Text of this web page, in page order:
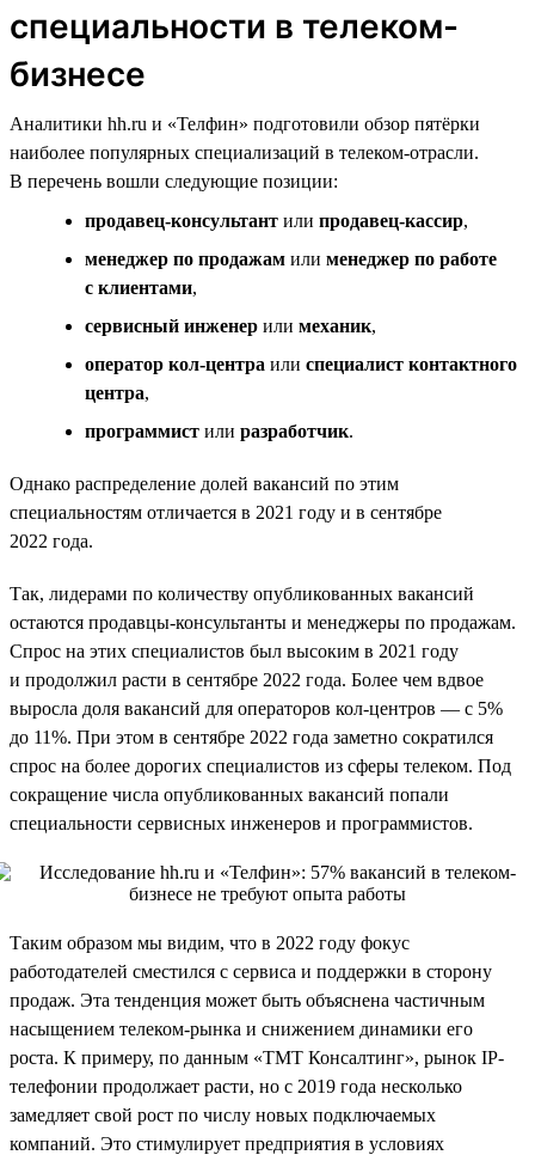
специальности в телеком-
бизнесе
Аналитики hh.ru и «Телфин» подготовили обзор пятёрки
наиболее популярных специализаций в телеком-отрасли.
В перечень вошли следующие позиции:
продавец-консультант или продавец-кассир,
менеджер по продажам или менеджер по работе
с клиентами,
сервисный инженер или механик,
оператор кол-центра или специалист контактного
центра,
программист или разработчик.
Однако распределение долей вакансий по этим
специальностям отличается в 2021 году и в сентябре
2022 года.
Так, лидерами по количеству опубликованных вакансий
остаются продавцы-консультанты и менеджеры по продажам.
Спрос на этих специалистов был высоким в 2021 году
и продолжил расти в сентябре 2022 года. Более чем вдвое
выросла доля вакансий для операторов кол-центров — с 5%
до 11%. При этом в сентябре 2022 года заметно сократился
спрос на более дорогих специалистов из сферы телеком. Под
сокращение числа опубликованных вакансий попали
специальности сервисных инженеров и программистов.
Таким образом мы видим, что в 2022 году фокус
работодателей сместился с сервиса и поддержки в сторону
продаж. Эта тенденция может быть объяснена частичным
насыщением телеком-рынка и снижением динамики его
роста. К примеру, по данным «ТМТ Консалтинг», рынок IP-
телефонии продолжает расти, но с 2019 года несколько
замедляет свой рост по числу новых подключаемых
компаний. Это стимулирует предприятия в условиях